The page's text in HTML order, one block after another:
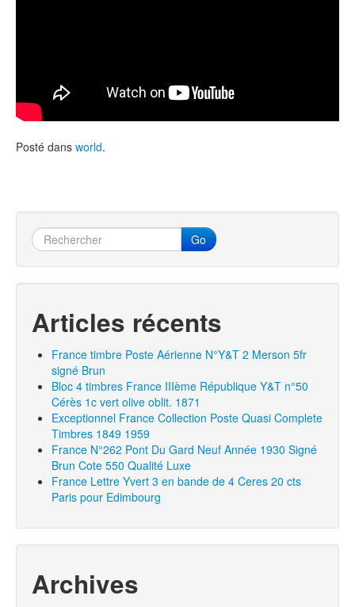
Posté dans world.
Go
Articles récents
France timbre Poste Aérienne N°Y&T 2 Merson 5fr
signé Brun
Bloc 4 timbres France IIIème République Y&T n°50
Cérès 1c vert olive oblit. 1871
Exceptionnel France Collection Poste Quasi Complete
Timbres 1849 1959
France N°262 Pont Du Gard Neuf Année 1930 Signé
Brun Cote 550 Qualité Luxe
France Lettre Yvert 3 en bande de 4 Ceres 20 cts
Paris pour Edimbourg
Archives